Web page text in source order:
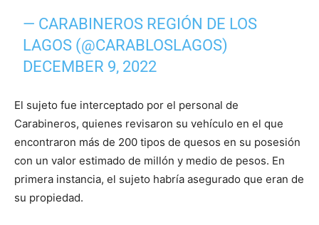
— CARABINEROS REGIÓN DE LOS
LAGOS (@CARABLOSLAGOS)
DECEMBER 9, 2022
El sujeto fue interceptado por el personal de
Carabineros, quienes revisaron su vehículo en el que
encontraron más de 200 tipos de quesos en su posesión
con un valor estimado de millón y medio de pesos. En
primera instancia, el sujeto habría asegurado que eran de
su propiedad.